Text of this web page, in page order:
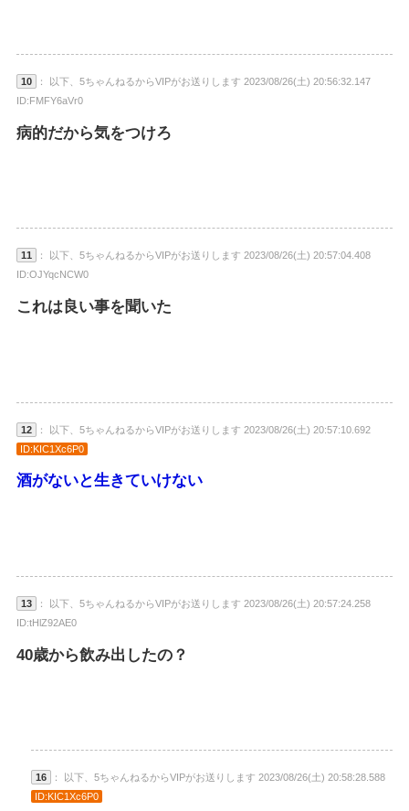
10
： 以下、5ちゃんねるからVIPがお送りします 2023/08/26(土) 20:56:32.147
ID:FMFY6aVr0
病的だから気をつけろ
11
： 以下、5ちゃんねるからVIPがお送りします 2023/08/26(土) 20:57:04.408
ID:OJYqcNCW0
これは良い事を聞いた
12
： 以下、5ちゃんねるからVIPがお送りします 2023/08/26(土) 20:57:10.692
ID:KIC1Xc6P0
酒がないと生きていけない
13
： 以下、5ちゃんねるからVIPがお送りします 2023/08/26(土) 20:57:24.258
ID:tHlZ92AE0
40歳から飲み出したの？
16
： 以下、5ちゃんねるからVIPがお送りします 2023/08/26(土) 20:58:28.588
ID:KIC1Xc6P0